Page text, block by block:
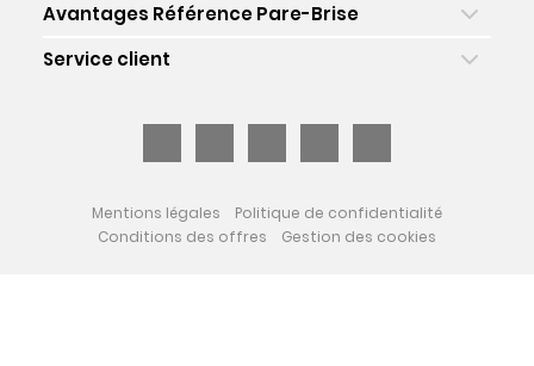
Avantages Référence Pare-Brise
Service client
Mentions légales
Politique de confidentialité
Conditions des offres
Gestion des cookies